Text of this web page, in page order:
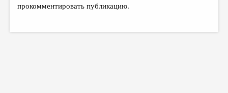
прокомментировать публикацию.